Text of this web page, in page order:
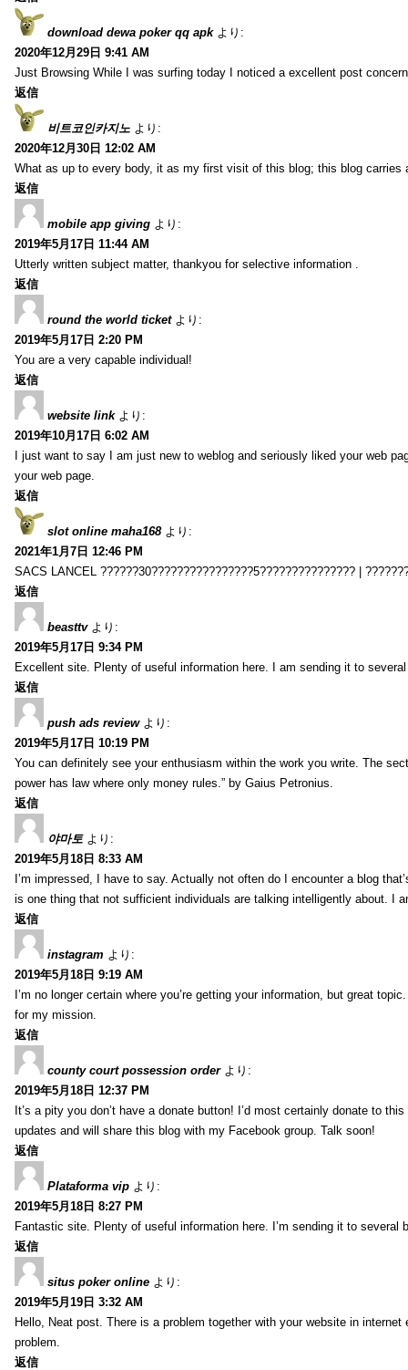
download dewa poker qq apk より:
2020年12月29日 9:41 AM
Just Browsing While I was surfing today I noticed a excellent post
返信
비트코인카지노 より:
2020年12月30日 12:02 AM
What as up to every body, it as my first visit of this blog; this blog carries
返信
mobile app giving より:
2019年5月17日 11:44 AM
Utterly written subject matter, thankyou for selective information .
返信
round the world ticket より:
2019年5月17日 2:20 PM
You are a very capable individual!
返信
website link より:
2019年10月17日 6:02 AM
I just want to say I am just new to weblog and seriously liked your web
your web page.
返信
slot online maha168 より:
2021年1月7日 12:46 PM
SACS LANCEL ??????30????????????????5??????????????? |
返信
beasttv より:
2019年5月17日 9:34 PM
Excellent site. Plenty of useful information here. I am sending it to
返信
push ads review より:
2019年5月17日 10:19 PM
You can definitely see your enthusiasm within the work you write. The
power has law where only money rules.” by Gaius Petronius.
返信
야마토 より:
2019年5月18日 8:33 AM
I’m impressed, I have to say. Actually not often do I encounter a blog
is one thing that not sufficient individuals are talking intelligently about. I
返信
instagram より:
2019年5月18日 9:19 AM
I’m no longer certain where you’re getting your information, but great
for my mission.
返信
county court possession order より:
2019年5月18日 12:37 PM
It’s a pity you don’t have a donate button! I’d most certainly donate to
updates and will share this blog with my Facebook group. Talk soon!
返信
Plataforma vip より:
2019年5月18日 8:27 PM
Fantastic site. Plenty of useful information here. I’m sending it to
返信
situs poker online より:
2019年5月19日 3:32 AM
Hello, Neat post. There is a problem together with your website in
problem.
返信